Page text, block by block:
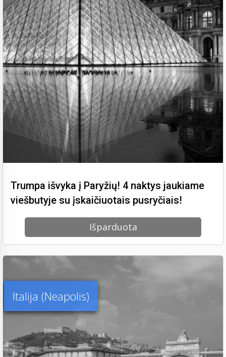
Trumpa išvyka į Paryžių! 4 naktys jaukiame
viešbutyje su įskaičiuotais pusryčiais!
Išparduota
Italija (Neapolis)